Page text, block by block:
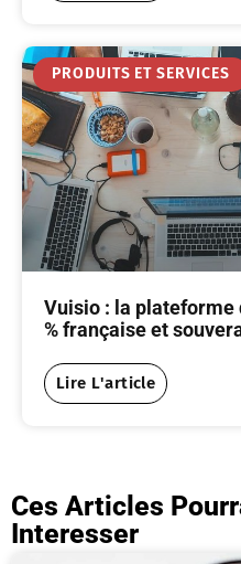
PRODUITS ET SERVICES
Vuisio : la plateforme
% française et
Lire L'article
Ces Articles
Interesser